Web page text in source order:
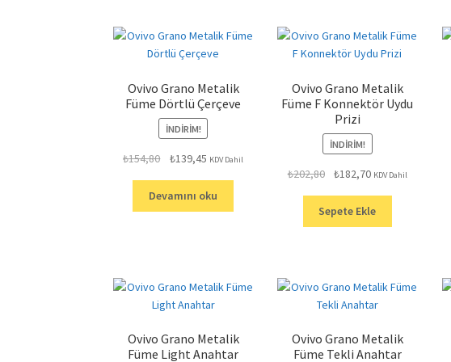
Ovivo Grano Metalik
Füme Dörtlü Çerçeve
İNDIRIM!
₺154,80
Orijinal
₺154,80.
₺139,45 Şu
fiyat:
₺139,45.
KDV Dahil
Devamını oku
Ovivo Grano Metalik
Füme F Konnektör Uydu
Prizi
İNDIRIM!
₺202,80
Orijinal
₺202,80.
₺182,70Şu
fiyat:
₺182,70.
KDV Dahil
Sepete Ekle
Ovivo Grano Metalik
Füme Light Anahtar
Ovivo Grano Metalik
Füme Tekli Anahtar